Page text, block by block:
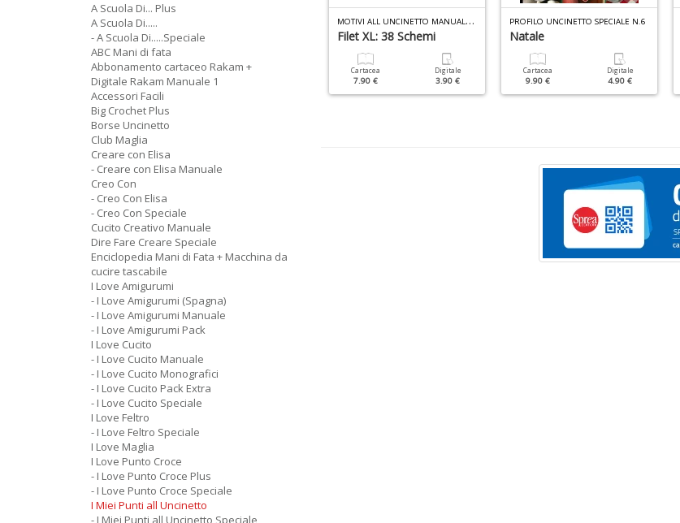
DI FATA TUTTI I PUNTI N.4
Digitale
5.90 €
Cerimonie
Cartacea
7.90 €
M
OTIVI ALL UNCINETTO MANUALE N.4
Filet XL: 38 Schemi
Cartacea
7.90 €
Digitale
3.90 €
PROFILO UNCINETTO SPECIALE N.6
Natale
Cartacea
9.90 €
Digitale
4.90 €
A Scuola Di... Plus
A Scuola Di.....
- A Scuola Di.....Speciale
ABC Mani di fata
Abbonamento cartaceo Rakam +
Digitale Rakam Manuale 1
Accessori Facili
Big Crochet Plus
Borse Uncinetto
Club Maglia
Creare con Elisa
- Creare con Elisa Manuale
Creo Con
- Creo Con Elisa
- Creo Con Speciale
Cucito Creativo Manuale
Dire Fare Creare Speciale
Enciclopedia Mani di Fata + Macchina da
cucire tascabile
I Love Amigurumi
- I Love Amigurumi (Spagna)
- I Love Amigurumi Manuale
- I Love Amigurumi Pack
I Love Cucito
- I Love Cucito Manuale
- I Love Cucito Monografici
- I Love Cucito Pack Extra
- I Love Cucito Speciale
I Love Feltro
- I Love Feltro Speciale
I Love Maglia
I Love Punto Croce
- I Love Punto Croce Plus
- I Love Punto Croce Speciale
I Miei Punti all Uncinetto
- I Miei Punti all Uncinetto Speciale